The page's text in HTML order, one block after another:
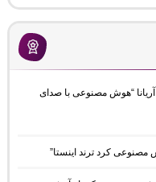
“هوش مصنوعی با صدای